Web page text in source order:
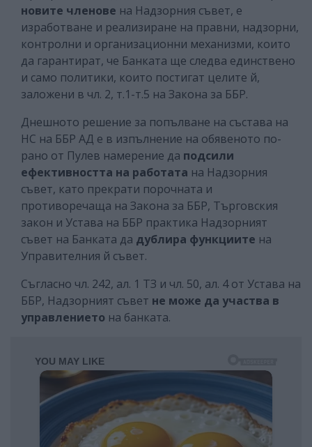
новите членове на Надзорния съвет, е
изработване и реализиране на правни, надзорни,
контролни и организационни механизми, които
да гарантират, че Банката ще следва единствено
и само политики, които постигат целите й,
заложени в чл. 2, т.1-т.5 на Закона за ББР.
Днешното решение за попълване на състава на
НС на ББР АД е в изпълнение на обявеното по-
рано от Пулев намерение да подсили
ефективността на работата на Надзорния
съвет, като прекрати порочната и
противоречаща на Закона за ББР, Търговския
закон и Устава на ББР практика Надзорният
съвет на Банката да дублира функциите на
Управителния й съвет.
Съгласно чл. 242, ал. 1 ТЗ и чл. 50, ал. 4 от Устава на
ББР, Надзорният съвет не може да участва в
управлението на банката.